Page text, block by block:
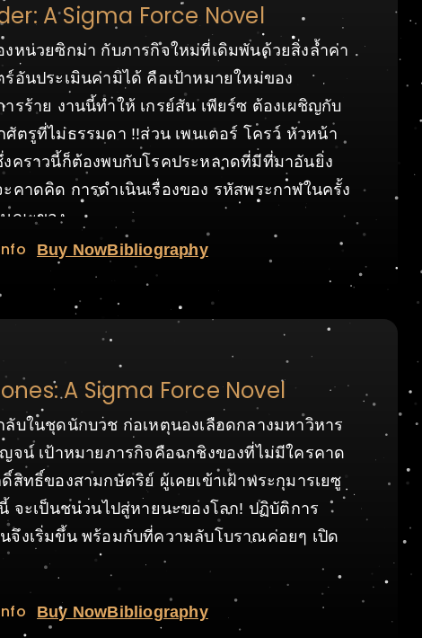
A Sigma Force Novel
งหน่วยซิกม่า กับภารกิจใหม่ที่เดิมพันด้วยสิ่งล้ำค่า
อันประเมินค่ามิได้ คือเป้าหมายใหม่ของ
รร้าย งานนี้ทำให้ เกรย์สัน เพียร์ซ ต้องเผชิญกับ
ตรูที่ไม่ธรรมดา !!ส่วน เพนเตอร์ โครว์ หัวหน้า
คราวนี้ก็ต้องพบกับโรคประหลาดที่มีที่มาอันยิ่ง
คาดคิด การดำเนินเรื่องของ รหัสพระกาฬในครั้ง
ษณะของ
Buy NowBibliography
A Sigma Force Novel
บในชุดนักบวช ก่อเหตุนองเลือดกลางมหาวิหาร
จน์ เป้าหมายภารกิจคือฉกชิงของที่ไม่มีใครคาด
สิทธิ์ของสามกษัตริย์ ผู้เคยเข้าเฝ้าพระกุมารเยซู
จะเป็นชนวนไปสู่หายนะของโลก! ปฏิบัติการ
จึงเริ่มขึ้น พร้อมกับที่ความลับโบราณค่อยๆ เปิด
Buy NowBibliography